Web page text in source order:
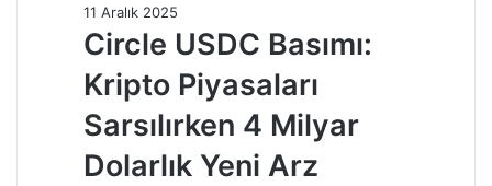
11 Aralık 2025
Circle USDC Basımı:
Kripto Piyasaları
Sarsılırken 4 Milyar
Dolarlık Yeni Arz